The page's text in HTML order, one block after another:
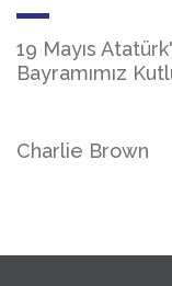
19 Mayıs
Bayramımız
Charlie Brown